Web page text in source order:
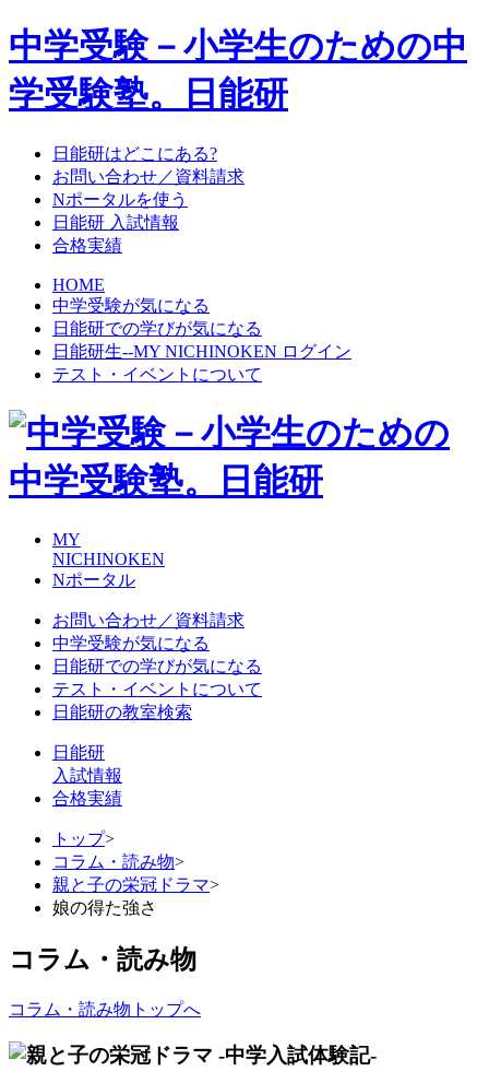
中学受験－小学生のための中
学受験塾。日能研
日能研はどこにある?
お問い合わせ／資料請求
Nポータルを使う
日能研 入試情報
合格実績
HOME
中学受験が気になる
日能研での学びが気になる
日能研生--MY NICHINOKEN ログイン
テスト・イベントについて
MY
NICHINOKEN
Nポータル
お問い合わせ／資料請求
中学受験が気になる
日能研での学びが気になる
テスト・イベントについて
日能研の教室検索
日能研
入試情報
合格実績
トップ>
コラム・読み物>
親と子の栄冠ドラマ>
娘の得た強さ
コラム・読み物
コラム・読み物トップへ